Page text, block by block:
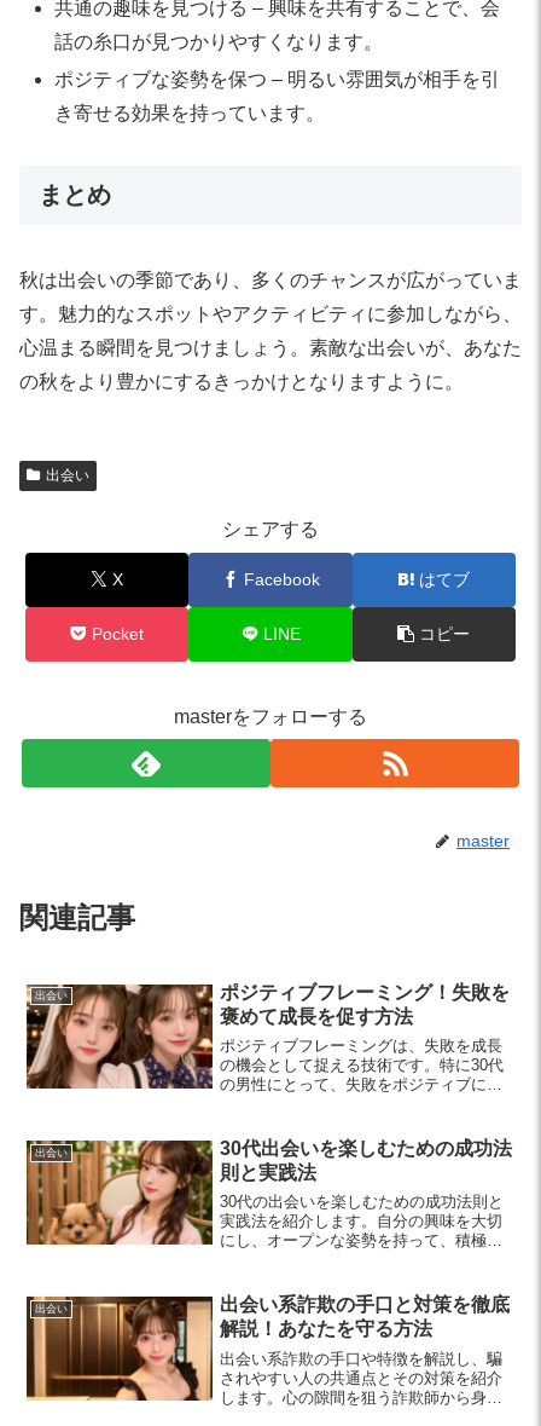
共通の趣味を見つける – 興味を共有することで、会
話の糸口が見つかりやすくなります。
ポジティブな姿勢を保つ – 明るい雰囲気が相手を引
き寄せる効果を持っています。
まとめ
秋は出会いの季節であり、多くのチャンスが広がっていま
す。魅力的なスポットやアクティビティに参加しながら、
心温まる瞬間を見つけましょう。素敵な出会いが、あなた
の秋をより豊かにするきっかけとなりますように。
出会い
シェアする
X Facebook はてブ
Pocket LINE コピー
masterをフォローする
master
関連記事
出会い
ポジティブフレーミング！失敗を
褒めて成長を促す方法
ポジティブフレーミングは、失敗を成長
の機会として捉える技術です。特に30代
の男性にとって、失敗をポジティブに受
可能性を開きましょう。
出会い
30代出会いを楽しむための成功法
則と実践法
30代の出会いを楽しむための成功法則と
実践法を紹介します。自分の興味を大切
にし、オープンな姿勢を持って、積極的
出会い
出会い系詐欺の手口と対策を徹底
解説！あなたを守る方法
出会い系詐欺の手口や特徴を解説し、騙
されやすい人の共通点とその対策を紹介
します。心の隙間を狙う詐欺師から身を